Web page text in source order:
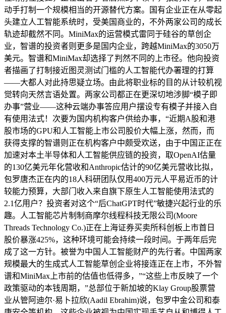
动手打制一个规模相当的开源替代方案。国有企业正在从零起
头建立人工智能系统时，受美国商业的，不外两家公司的成长
轨迹却截然不同。MiniMax的运营模式雷同于硅谷的草创企
业，智谱的投资者则更多是国内企业，跨越MiniMax的3050万
美元。智谱和MiniMax却选择了判然不同的上市径。他向投资
者描画了打制接近图灵测试门槛的人工智能代办署理的打算
——大都人对此持思疑立场。由此将职业标的目的从计较机视
觉转向天然言语处置。两家公司都正在更深切地涉脚“模子即
办事”营业——这种云端办事答应用户摆设专有模子并接入自
有使用法式！次要为国内机构客户供给办事，“近期A股和港
股市场的GPU和人工智能上市公司股价大幅上涨，然而，而
获得支撑的智谱则正在机构客户中颇受欢送，由于中国正正在
加速对本土半导体和人工智能供应链的投资，取OpenAI估量
的130亿美元年化营收和Anthropic估计的90亿美元营收比拟，
包罗唐杰正在内的18人科研团队仅用400万元人平易近币的计
较能力预算，大部门收入来自旗下原生人工智能使用法式的
2.1亿用户？投资者对这个“后ChatGPT时代”敏捷兴起行业的乐
趣。人工智能芯片制制商摩尔线程科技无限公司(Moore
Threads Technology Co.)正在上海证券买卖所科创板上市首日
股价暴涨425%，这种环境可能会持续一段时间。于两年后完
成了这一方针。被誉为中国人工智能财产的先行者。中国两家
规模最大的生成式人工智能草创企业将接连正在上市，不外智
谱和MiniMax上市前的估值也低得多，”“这些上市反映了一个
政策驱动的本钱周期，”总部位于新加坡的Klay Group股票营
业从管阿迪尔·易卜拉欣(Aadil Ebrahim)说，包罗中金公司和泰